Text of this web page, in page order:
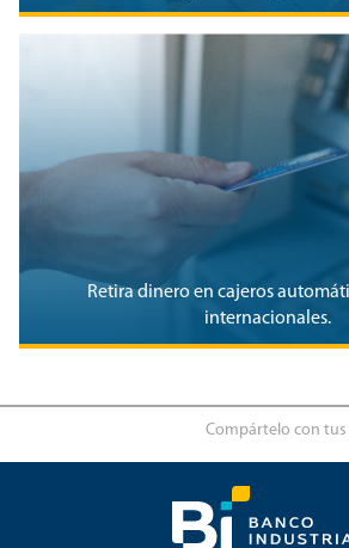
Retira dinero en cajeros
internacionales.
Compártelo con tus